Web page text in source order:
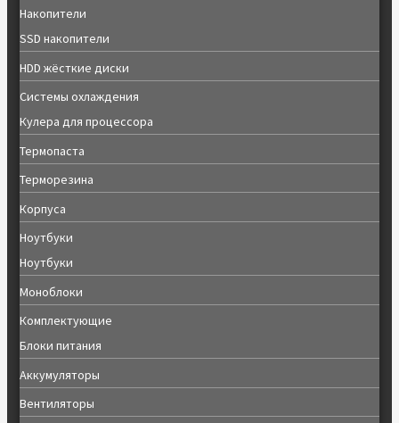
Накопители
SSD накопители
HDD жёсткие диски
Системы охлаждения
Кулера для процессора
Термопаста
Терморезина
Корпуса
Ноутбуки
Ноутбуки
Моноблоки
Комплектующие
Блоки питания
Аккумуляторы
Вентиляторы